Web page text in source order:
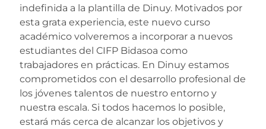
indefinida a la plantilla de Dinuy. Motivados por
esta grata experiencia, este nuevo curso
académico volveremos a incorporar a nuevos
estudiantes del CIFP Bidasoa como
trabajadores en prácticas. En Dinuy estamos
comprometidos con el desarrollo profesional de
los jóvenes talentos de nuestro entorno y
nuestra escala. Si todos hacemos lo posible,
estará más cerca de alcanzar los objetivos y